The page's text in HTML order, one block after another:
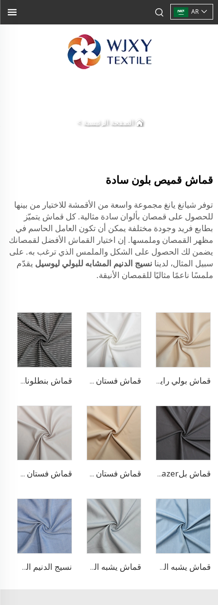
AR
الصفحة الرئيسية >
قماش قميص بلون سادة
توفر شيانغ يانغ مجموعة واسعة من الأقمشة للاختيار من بينها
للحصول على قمصان بألوان سادة مثالية. كل قماش يتميّز
بطابع فريد وجودة مختلفة يمكن أن تكون العامل الحاسم في
مظهر القمصان وملمسها. إن اختيار القماش الأفضل لقمصانك
يضمن لك الحصول على الشكل والملمس الذي ترغب به. على
سبيل المثال، لدينا نسيج الدنيم المشابه للبولي ليوسيل يقدّم
ملمسًا ناعمًا مثاليًا للقمصان الأنيقة.
قماش بولي رايون لسترة البلازر قماش فستان مطاطي من البوليستر والرايون قماش بنطلونات بأسلوب التريكو من مادة TR
قماش بلazer مطاطي من مادة TR قماش فستان منسوج مزدوج من مادة TR قماش فستان منسوج مزدوج من مادة TR
قماش يشبه الدنيم من مادة TR قماش يشبه الدنيم المطاطي من مادة TR نسيج الدنيم المشابه للبولي ليوسيل